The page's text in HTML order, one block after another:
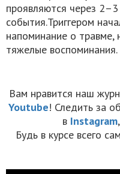
проявляются через
события.Триггером
напоминание о травме,
тяжелые воспоминания.
Вам нравится наш
Youtube! Следить за
в Instagram,
Будь в курсе всего